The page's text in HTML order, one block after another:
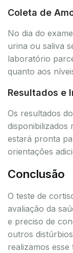
Coleta de
No dia do
urina ou saliva
laboratório
quanto aos
Resultados e
Os resultados
disponibilizados
estará pronta
orientações
Conclusão
O teste de
avaliação da
e preciso de
outros
realizamos